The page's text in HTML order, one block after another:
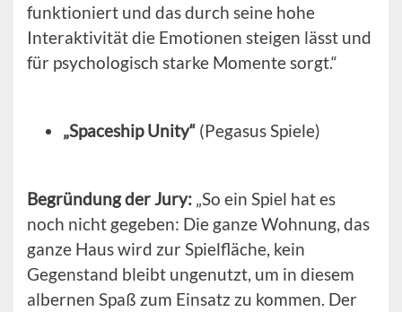
funktioniert und das durch seine hohe
Interaktivität die Emotionen steigen lässt und
für psychologisch starke Momente sorgt.“
„Spaceship Unity“ (Pegasus Spiele)
Begründung der Jury: „So ein Spiel hat es
noch nicht gegeben: Die ganze Wohnung, das
ganze Haus wird zur Spielfläche, kein
Gegenstand bleibt ungenutzt, um in diesem
albernen Spaß zum Einsatz zu kommen. Der